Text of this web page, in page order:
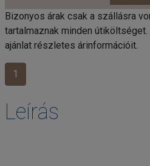
Bizonyos árak csak a szállásra
tartalmaznak minden
ajánlat részletes árinformációit.
1
Leírás